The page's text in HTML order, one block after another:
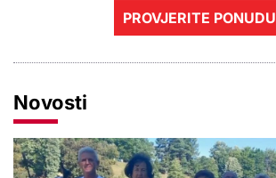
PROVJERITE PONUDU
Novosti